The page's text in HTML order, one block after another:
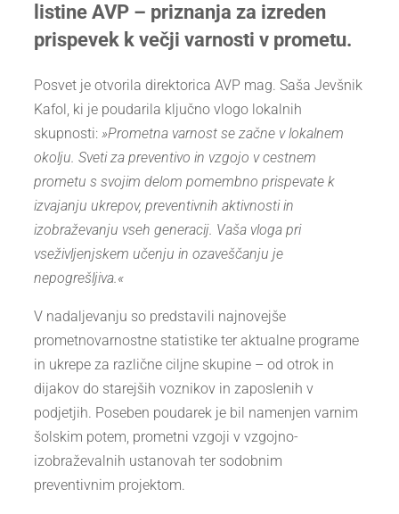
listine AVP – priznanja za izreden
prispevek k večji varnosti v prometu.
Posvet je otvorila direktorica AVP mag. Saša Jevšnik
Kafol, ki je poudarila ključno vlogo lokalnih
skupnosti: »Prometna varnost se začne v lokalnem
okolju. Sveti za preventivo in vzgojo v cestnem
prometu s svojim delom pomembno prispevate k
izvajanju ukrepov, preventivnih aktivnosti in
izobraževanju vseh generacij. Vaša vloga pri
vseživljenjskem učenju in ozaveščanju je
nepogrešljiva.«
V nadaljevanju so predstavili najnovejše
prometnovarnostne statistike ter aktualne programe
in ukrepe za različne ciljne skupine – od otrok in
dijakov do starejših voznikov in zaposlenih v
podjetjih. Poseben poudarek je bil namenjen varnim
šolskim potem, prometni vzgoji v vzgojno-
izobraževalnih ustanovah ter sodobnim
preventivnim projektom.